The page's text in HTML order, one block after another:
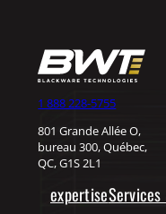
1 888 228-5755
801 Grande Allée O,
bureau 300, Québec,
QC, G1S 2L1
expertise